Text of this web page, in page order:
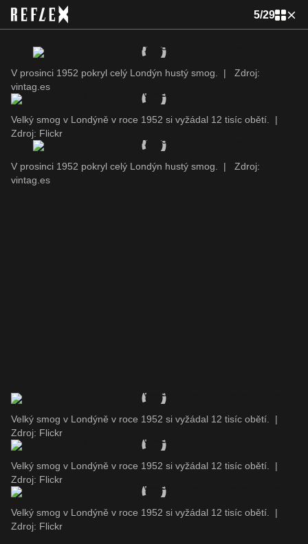
5/29
V prosinci 1952 pokryl celý Londýn hustý smog. |
Zdroj:
vintag.es
Velký smog v Londýně v roce 1952 si vyžádal 12 tisíc obětí.
|
Zdroj: Flickr
V prosinci 1952 pokryl celý Londýn hustý smog. |
Zdroj:
vintag.es
Velký smog v Londýně v roce 1952 si vyžádal 12 tisíc obětí.
|
Zdroj: Flickr
Velký smog v Londýně v roce 1952 si vyžádal 12 tisíc obětí.
|
Zdroj: Flickr
Velký smog v Londýně v roce 1952 si vyžádal 12 tisíc obětí.
|
Zdroj: Flickr